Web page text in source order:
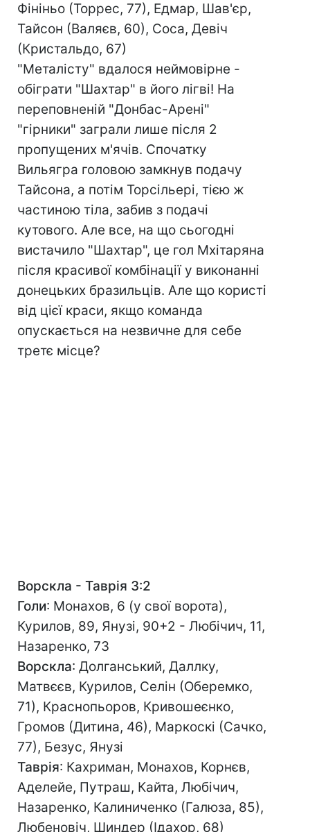
Фініньо (Торрес, 77), Едмар, Шав'єр,
Тайсон (Валяєв, 60), Соса, Девіч
(Кристальдо, 67)
"Металісту" вдалося неймовірне -
обіграти "Шахтар" в його лігві! На
переповненій "Донбас-Арені"
"гірники" заграли лише після 2
пропущених м'ячів. Спочатку
Вильягра головою замкнув подачу
Тайсона, а потім Торсільері, тією ж
частиною тіла, забив з подачі
кутового. Але все, на що сьогодні
вистачило "Шахтар", це гол Мхітаряна
після красивої комбінації у виконанні
донецьких бразильців. Але що користі
від цієї краси, якщо команда
опускається на незвичне для себе
третє місце?
Ворскла - Таврія 3:2
Голи: Монахов, 6 (у свої ворота),
Курилов, 89, Янузі, 90+2 - Любічич, 11,
Назаренко, 73
Ворскла: Долганський, Даллку,
Матвєєв, Курилов, Селін (Оберемко,
71), Краснопьоров, Кривошеєнко,
Громов (Дитина, 46), Маркоскі (Сачко,
77), Безус, Янузі
Таврія: Кахриман, Монахов, Корнєв,
Аделейе, Путраш, Кайта, Любічич,
Назаренко, Калиниченко (Галюза, 85),
Любеновіч, Шиндер (Ідахор, 68)